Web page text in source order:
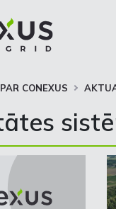
PAR CONEXUS